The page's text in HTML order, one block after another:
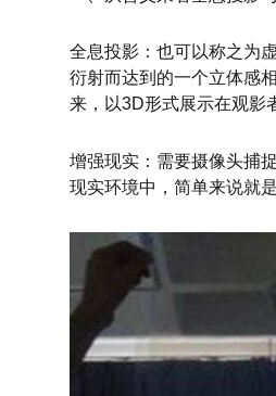
全息投影：也可以称之为
衍射而达到的一个立体感
来，以3D形式展示在观影
增强现实：需要摄像头捕
现实环境中，简单来说就